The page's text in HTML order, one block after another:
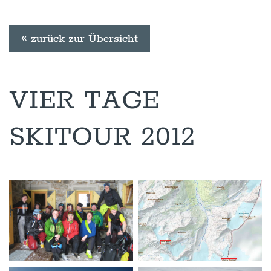
« zurück zur Übersicht
VIER TAGE
SKITOUR 2012